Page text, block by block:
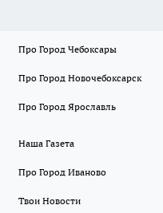
Про Город Чебоксары
Про Город Новочебоксарск
Про Город Ярославль
Наша Газета
Про Город Иваново
Твои Новости